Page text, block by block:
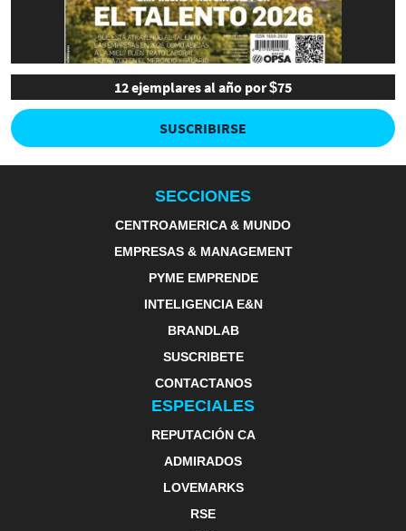
12 ejemplares al año por $75
SUSCRIBIRSE
SECCIONES
CENTROAMERICA & MUNDO
EMPRESAS & MANAGEMENT
PYME EMPRENDE
INTELIGENCIA E&N
BRANDLAB
SUSCRIBETE
CONTACTANOS
ESPECIALES
REPUTACIÓN CA
ADMIRADOS
LOVEMARKS
RSE